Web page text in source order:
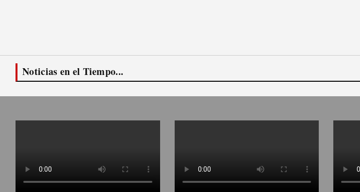
Noticias en el Tiempo...